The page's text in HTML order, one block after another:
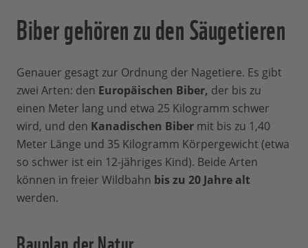
Biber gehören zu den Säugetieren
Genauer gesagt zur Ordnung der Nagetiere. Es gibt
zwei Arten: den Europäischen Biber, der bis zu
einen Meter lang und etwa 25 Kilogramm schwer
wird, und den Kanadischen Biber mit bis zu 1,40
Meter Länge und 35 Kilogramm Körpergewicht (etwa
so schwer ist ein 12-jähriges Kind). Beide Arten
können in freier Wildbahn bis zu 20 Jahre alt
werden.